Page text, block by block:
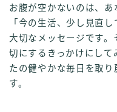
お腹が空かないのは、あ
「今の生活、少し見直
大切なメッセージです
切にするきっかけにし
たの健やかな毎日を取
す。